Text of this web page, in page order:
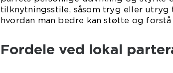
tilknytningsstile, såsom tryg eller
hvordan man bedre kan støtte og forstå
Fordele ved lokal